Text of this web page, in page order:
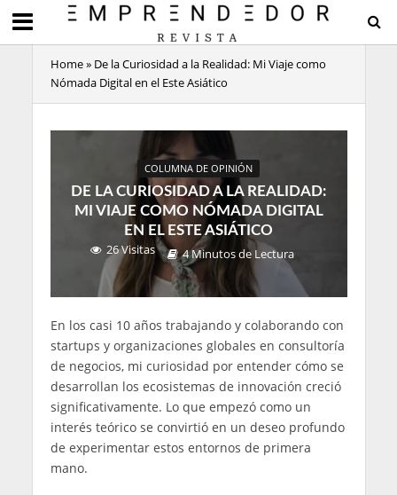
Home» De la Curiosidad a la Realidad: Mi Viaje como
Nómada Digital en el Este Asiático
COLUMNA DE OPINIÓN
DE LA CURIOSIDAD A LA REALIDAD:
MI VIAJE COMO NÓMADA DIGITAL
EN EL ESTE ASIÁTICO
26 Visitas
4 Minutos de Lectura
En los casi 10 años trabajando y colaborando con
startups y organizaciones globales en consultoría
de negocios, mi curiosidad por entender cómo se
desarrollan los ecosistemas de innovación creció
significativamente. Lo que empezó como un
interés teórico se convirtió en un deseo profundo
de experimentar estos entornos de primera
mano.